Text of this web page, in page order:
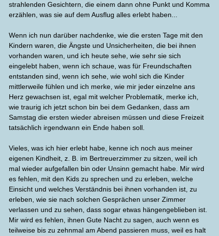
strahlenden Gesichtern, die einem dann ohne Punkt und Komma
erzählen, was sie auf dem Ausflug alles erlebt haben...
Wenn ich nun darüber nachdenke, wie die ersten Tage mit den
Kindern waren, die Ängste und Unsicherheiten, die bei ihnen
vorhanden waren, und ich heute sehe, wie sehr sie sich
eingelebt haben, wenn ich schaue, was für Freundschaften
entstanden sind, wenn ich sehe, wie wohl sich die Kinder
mittlerweile fühlen und ich merke, wie mir jeder einzelne ans
Herz gewachsen ist, egal mit welcher Problematik, merke ich,
wie traurig ich jetzt schon bin bei dem Gedanken, dass am
Samstag die ersten wieder abreisen müssen und diese Freizeit
tatsächlich irgendwann ein Ende haben soll.
Vieles, was ich hier erlebt habe, kenne ich noch aus meiner
eigenen Kindheit, z. B. im Bertreuerzimmer zu sitzen, weil ich
mal wieder aufgefallen bin oder Unsinn gemacht habe. Mir wird
es fehlen, mit den Kids zu sprechen und zu erleben, welche
Einsicht und welches Verständnis bei ihnen vorhanden ist, zu
erleben, wie sie nach solchen Gesprächen unser Zimmer
verlassen und zu sehen, dass sogar etwas hängengeblieben ist.
Mir wird es fehlen, ihnen Gute Nacht zu sagen, auch wenn es
teilweise bis zu zehnmal am Abend passieren muss, weil es halt